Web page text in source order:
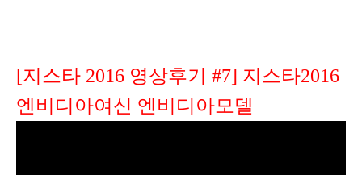
[지스타 2016 영상후기 #7] 지스타2016
엔비디아여신 엔비디아모델